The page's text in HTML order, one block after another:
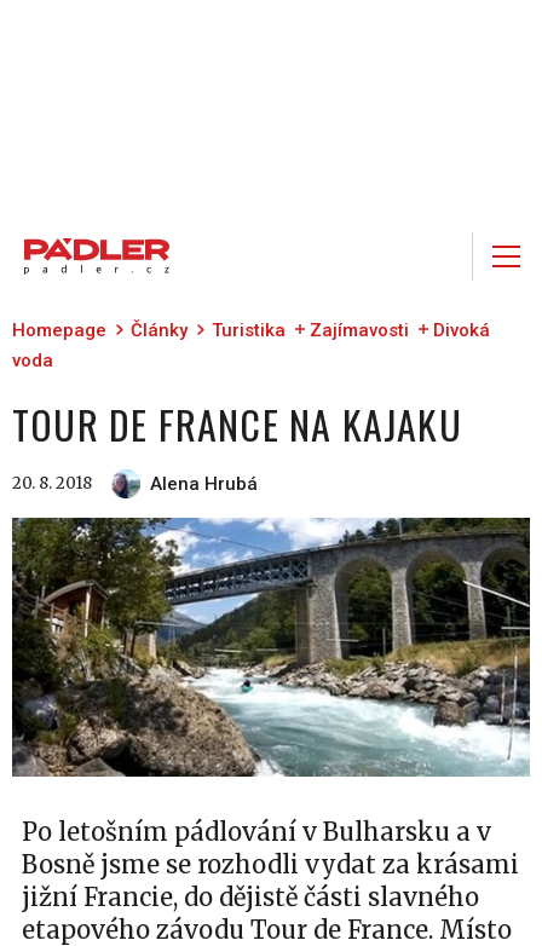
Homepage Články Turistika Zajímavosti
Divoká
voda
TOUR DE FRANCE NA KAJAKU
20. 8. 2018 Alena Hrubá
Po letošním pádlování v Bulharsku a v
Bosně jsme se rozhodli vydat za krásami
jižní Francie, do dějistě části slavného
etapového závodu Tour de France. Místo